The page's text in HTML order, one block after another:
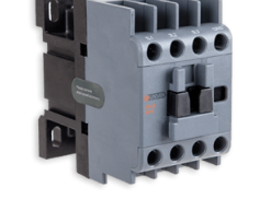
%65İndirim